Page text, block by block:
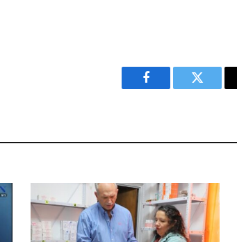
Facebook Twitter